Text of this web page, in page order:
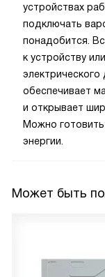
устройствах
подключать
понадобится.
к устройству
обеспечивает
и открывает
Можно
энергии.
Может быть